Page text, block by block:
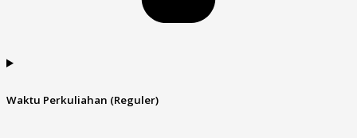
Waktu Perkuliahan (Reguler)